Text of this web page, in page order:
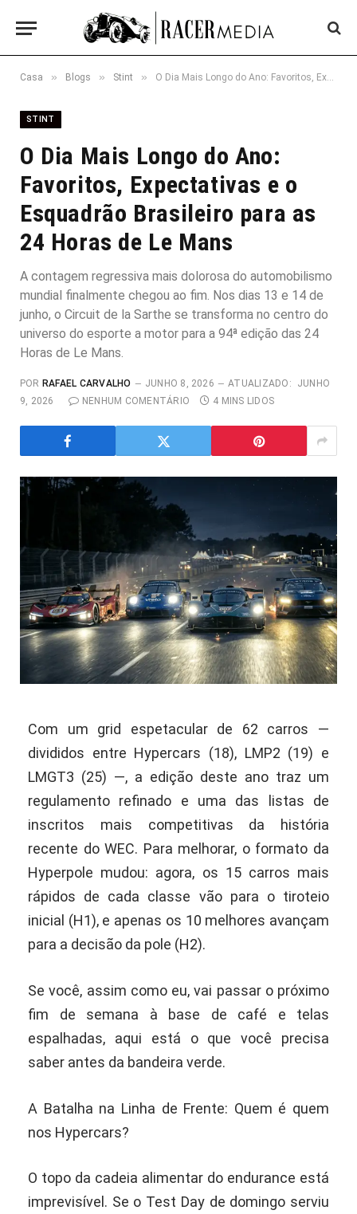
Casa » Blogs » Stint » O Dia Mais Longo do Ano: Favoritos, Expectativas e o Esquadrão Brasileiro para as 24 Horas de Le Mans
STINT
O Dia Mais Longo do Ano:
Favoritos, Expectativas e o
Esquadrão Brasileiro para as
24 Horas de Le Mans
A contagem regressiva mais dolorosa do automobilismo
mundial finalmente chegou ao fim. Nos dias 13 e 14 de
junho, o Circuit de la Sarthe se transforma no centro do
universo do esporte a motor para a 94ª edição das 24
Horas de Le Mans.
POR RAFAEL CARVALHO JUNHO 8, 2026 ATUALIZADO:
JUNHO
9, 2026
NENHUM COMENTÁRIO 4 MINS LIDOS
Com um grid espetacular de 62 carros —
divididos entre Hypercars (18), LMP2 (19) e
LMGT3 (25) —, a edição deste ano traz um
regulamento refinado e uma das listas de
inscritos mais competitivas da história
recente do WEC. Para melhorar, o formato da
Hyperpole mudou: agora, os 15 carros mais
rápidos de cada classe vão para o tiroteio
inicial (H1), e apenas os 10 melhores avançam
para a decisão da pole (H2).
Se você, assim como eu, vai passar o próximo
fim de semana à base de café e telas
espalhadas, aqui está o que você precisa
saber antes da bandeira verde.
A Batalha na Linha de Frente: Quem é quem
nos Hypercars?
O topo da cadeia alimentar do endurance está
imprevisível. Se o Test Day de domingo serviu